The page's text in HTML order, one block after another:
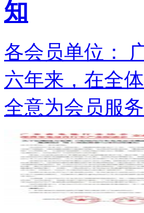
知
各会员单位：
六年来，在全
全意为会员服